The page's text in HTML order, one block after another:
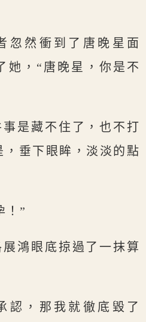
忽然衝到了唐晚星面
她，“唐晚星，你是不
是藏不住了，也不打
垂下眼眸，淡淡的點
！”
鴻眼底掠過了一抹算
認，那我就徹底毀了